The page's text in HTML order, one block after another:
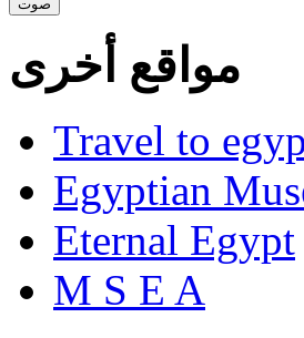
مواقع أخرى
Travel to
Egyptian
Eternal Egypt
M S E A